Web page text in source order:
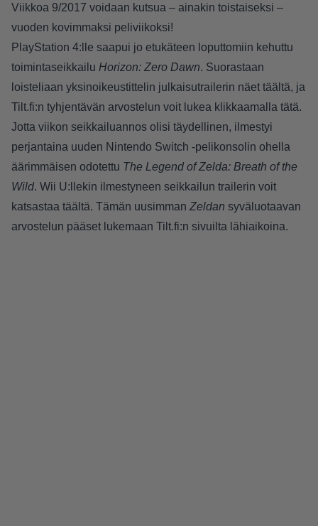
Viikkoa 9/2017 voidaan kutsua – ainakin toistaiseksi –
vuoden kovimmaksi peliviikoksi!
PlayStation 4:lle saapui jo etukäteen loputtomiin kehuttu
toimintaseikkailu Horizon: Zero Dawn. Suorastaan
loisteliaan yksinoikeustittelin julkaisutrailerin näet täältä, ja
Tilt.fi:n tyhjentävän arvostelun voit lukea klikkaamalla tätä.
Jotta viikon seikkailuannos olisi täydellinen, ilmestyi
perjantaina uuden Nintendo Switch -pelikonsolin ohella
äärimmäisen odotettu The Legend of Zelda: Breath of the
Wild. Wii U:llekin ilmestyneen seikkailun trailerin voit
katsastaa täältä. Tämän uusimman Zeldan syväluotaavan
arvostelun pääset lukemaan Tilt.fi:n sivuilta lähiaikoina.